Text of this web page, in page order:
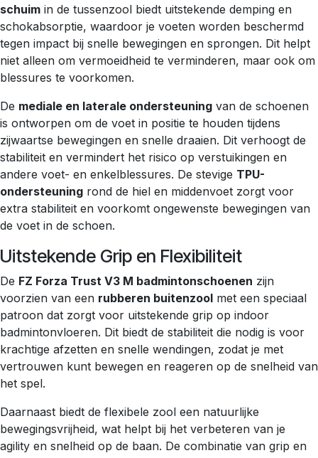
schuim in de tussenzool biedt uitstekende demping en
schokabsorptie, waardoor je voeten worden beschermd
tegen impact bij snelle bewegingen en sprongen. Dit helpt
niet alleen om vermoeidheid te verminderen, maar ook om
blessures te voorkomen.
De mediale en laterale ondersteuning van de schoenen
is ontworpen om de voet in positie te houden tijdens
zijwaartse bewegingen en snelle draaien. Dit verhoogt de
stabiliteit en vermindert het risico op verstuikingen en
andere voet- en enkelblessures. De stevige TPU-
ondersteuning rond de hiel en middenvoet zorgt voor
extra stabiliteit en voorkomt ongewenste bewegingen van
de voet in de schoen.
Uitstekende Grip en Flexibiliteit
De FZ Forza Trust V3 M badmintonschoenen zijn
voorzien van een rubberen buitenzool met een speciaal
patroon dat zorgt voor uitstekende grip op indoor
badmintonvloeren. Dit biedt de stabiliteit die nodig is voor
krachtige afzetten en snelle wendingen, zodat je met
vertrouwen kunt bewegen en reageren op de snelheid van
het spel.
Daarnaast biedt de flexibele zool een natuurlijke
bewegingsvrijheid, wat helpt bij het verbeteren van je
agility en snelheid op de baan. De combinatie van grip en